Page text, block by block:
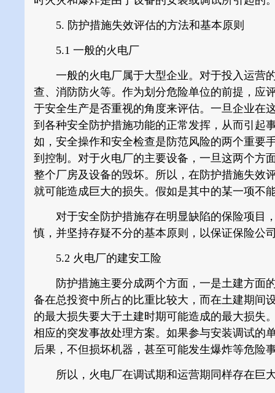
5. 防护措施失效评估的方法和基本原则
5.1 一般的火电厂
一般的火电厂属于大型企业。对于投入运营
查、消防防火等。作为划分危险单位的前提，应
于安全生产是否重视的角度来评估。一旦企业在
到各种安全防护措施功能的正常发挥，从而引起
如，安全操作和安全检查是防范风险的两个重要
到控制。对于火电厂的主要设备，一旦这两个方
整个厂房及设备的毁坏。所以，在防护措施失效
就可能造成巨大的损失。假如是其中的某一项不
对于安全防护措施存在明显缺陷的保险项目
慎，并坚持存疑不分的基本原则，以保证保险公
5.2 火电厂的建安工险
防护措施主要分成两个方面，一是土建方面
备在总投资中所占的比重比较大，而在土建期间
的最大损失要大于土建时期可能造成的最大损失
相应的突发事故处理方案。如果参与安装调试的
后果，不但损坏机器，甚至可能发生爆炸等危险
所以，火电厂在调试期和运营期同样存在巨